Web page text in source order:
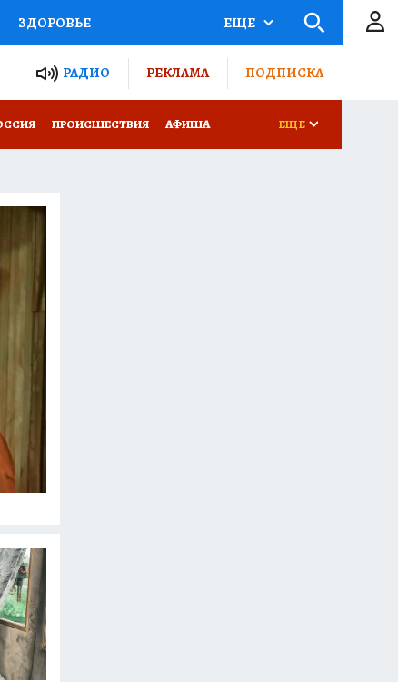
ЗДОРОВЬЕ
РОССИИ
ПОТРЕБИТЕЛЯ
ЕЩЕ
РАДИО РЕКЛАМА ПОДПИСКА
ПРОИСШЕСТВИЯ АФИША ЕЩЕ